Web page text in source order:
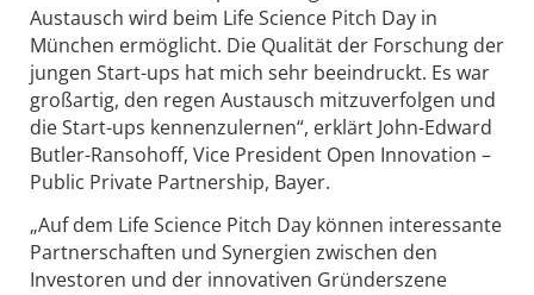
Austausch wird beim Life Science Pitch Day in
München ermöglicht. Die Qualität der Forschung der
jungen Start-ups hat mich sehr beeindruckt. Es war
großartig, den regen Austausch mitzuverfolgen und
die Start-ups kennenzulernen“, erklärt John-Edward
Butler-Ransohoff, Vice President Open Innovation –
Public Private Partnership, Bayer.
„Auf dem Life Science Pitch Day können interessante
Partnerschaften und Synergien zwischen den
Investoren und der innovativen Gründerszene